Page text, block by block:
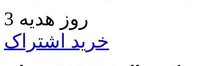
3 روز هدیه
خرید اشتراک